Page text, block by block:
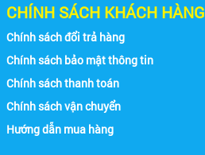
CHÍNH SÁCH KHÁCH HÀNG
Chính sách đổi trả hàng
Chính sách bảo mật thông tin
Chính sách thanh toán
Chính sách vận chuyển
Hướng dẫn mua hàng